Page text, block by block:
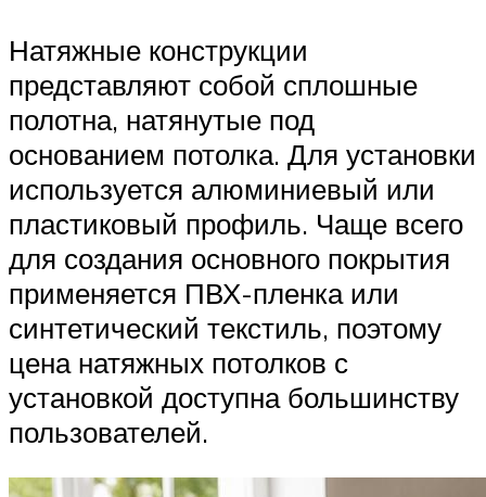
Натяжные конструкции
представляют собой сплошные
полотна, натянутые под
основанием потолка. Для установки
используется алюминиевый или
пластиковый профиль. Чаще всего
для создания основного покрытия
применяется ПВХ-пленка или
синтетический текстиль, поэтому
цена натяжных потолков с
установкой доступна большинству
пользователей.